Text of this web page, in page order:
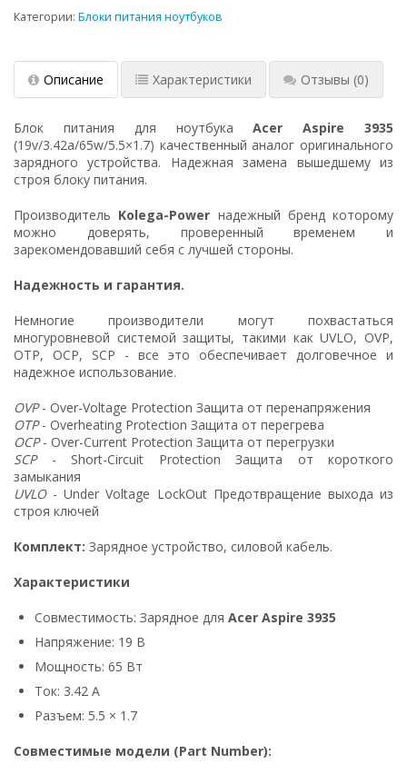
Категории: Блоки питания ноутбуков
Описание Характеристики Отзывы (0)
Блок питания для ноутбукаAcer Aspire 3935
(19v/3.42a/65w/5.5×1.7) качественный аналог оригинального
зарядного устройства. Надежная замена вышедшему из
строя блоку питания.
Производитель Kolega-Power надежный бренд которому
можно доверять, проверенный временем и
зарекомендовавший себя с лучшей стороны.
Надежность и гарантия.
Немногие производители могут похвастаться
многуровневой системой защиты, такими как UVLO, OVP,
OTP, OCP, SCP - все это обеспечивает долговечное и
надежное использование.
OVP- Over-Voltage Protection Защита от перенапряжения
OTP- Overheating Protection Защита от перегрева
OCP- Over-Current Protection Защита от перегрузки
SCP- Short-Circuit Protection Защита от короткого
замыкания
UVLO- Under Voltage LockOut Предотвращение выхода из
строя ключей
Комплект: Зарядное устройство, силовой кабель.
Характеристики
Совместимость: Зарядное для Acer Aspire 3935
Напряжение: 19 В
Мощность: 65 Вт
Ток: 3.42 А
Разъем: 5.5 × 1.7
Совместимые модели (Part Number):